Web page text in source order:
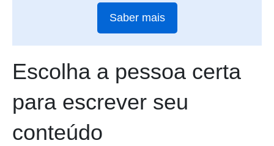
Saber mais
Escolha a pessoa certa
para escrever seu
conteúdo